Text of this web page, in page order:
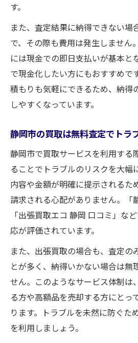
す。
また、査定結果に納得できない場
で、その際も費用は発生しません
には現金での即日支払いが基本と
で現金化したい方にもおすすめで
積もりも気軽にできるため、納得
しやすくなっています。
静岡市の買取は無料査定でトラ
静岡市で買取サービスを利用する
ることでトラブルのリスクを大幅
内容や金額が明確に提示されるた
請求される心配がありません。「
「出張買取エコ 静岡 口コミ」な
応が評価されています。
また、出張買取の場合も、査定の
とが多く、納得いかない場合は無
せん。このようなサービス体制は
る方や高額品を売却する方にとっ
ります。トラブルを未然に防ぐた
を利用しましょう。